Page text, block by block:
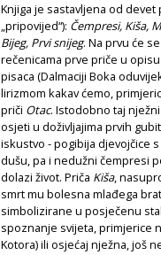
Knjiga je sastavljena od
„pripovijed“): Čempresi, Kiša,
Bijeg, Prvi snijeg. Na prvu će
rečenicama prve priče u
pisaca (Dalmaciji Boka
lirizmom kakav ćemo,
priči Otac. Istodobno taj
osjeti u doživljajima prvih
iskustvo - pogibija djevojčice
dušu, pa i nedužni čempresi
dolazi život. Priča Kiša,
smrt mu bolesna mlađega
simbolizirane u posječenu
spoznanje svijeta, primjerice
Kotora) ili osjećaj nježna, još